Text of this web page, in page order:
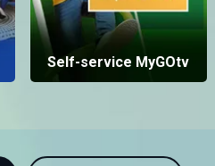
Self-service MyGOtv